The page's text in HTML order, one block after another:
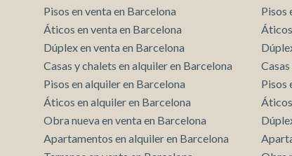
certificado informativo estatal de referencia de
precios de alquiler.No consta contrato de
arrendamiento de vivienda en los últimos 5
propietario ostenta la condición de gran tenedor.
Pisos en venta en Barcelona
Áticos en venta en Barcelona
Dúplex en venta en Barcelona
Casas y chalets en alquiler en Barcelona
Pisos en alquiler en Barcelona
Áticos en alquiler en Barcelona
Obra nueva en venta en Barcelona
Apartamentos en alquiler en Barcelona
Pisos
Pisos